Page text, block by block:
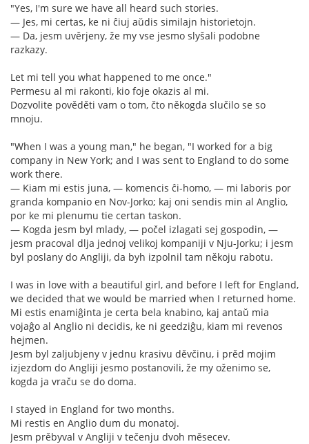
"Yes, I'm sure we have all heard such stories.
— Jes, mi certas, ke ni ĉiuj aŭdis similajn historietojn.
— Da, jesm uvěrjeny, že my vse jesmo slyšali podobne
razkazy.
Let mi tell you what happened to me once."
Permesu al mi rakonti, kio foje okazis al mi.
Dozvolite pověděti vam o tom, čto někogda slučilo se so
mnoju.
"When I was a young man," he began, "I worked for a big
company in New York; and I was sent to England to do some
work there.
— Kiam mi estis juna, — komencis ĉi-homo, — mi laboris por
granda kompanio en Nov-Jorko; kaj oni sendis min al Anglio,
por ke mi plenumu tie certan taskon.
— Kogda jesm byl mlady, — počel izlagati sej gospodin, —
jesm pracoval dlja jednoj velikoj kompaniji v Nju-Jorku; i jesm
byl poslany do Angliji, da byh izpolnil tam někoju rabotu.
I was in love with a beautiful girl, and before I left for England,
we decided that we would be married when I returned home.
Mi estis enamiĝinta je certa bela knabino, kaj antaŭ mia
vojaĝo al Anglio ni decidis, ke ni geedziĝu, kiam mi revenos
hejmen.
Jesm byl zaljubjeny v jednu krasivu děvčinu, i prěd mojim
izjezdom do Angliji jesmo postanovili, že my oženimo se,
kogda ja vraču se do doma.
I stayed in England for two months.
Mi restis en Anglio dum du monatoj.
Jesm prěbyval v Angliji v tečenju dvoh měsecev.